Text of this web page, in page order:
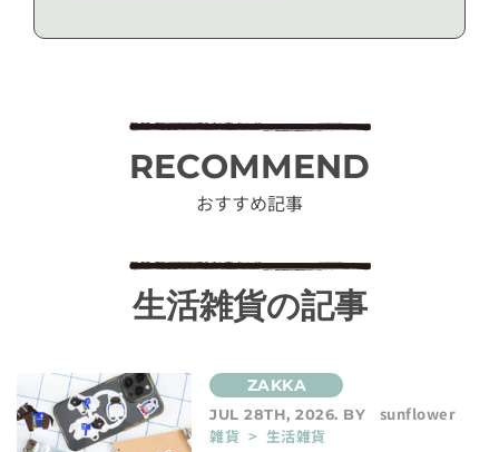
RECOMMEND
おすすめ記事
生活雑貨の記事
JUL 28TH, 2026. BY
sunflower
雑貨 > 生活雑貨